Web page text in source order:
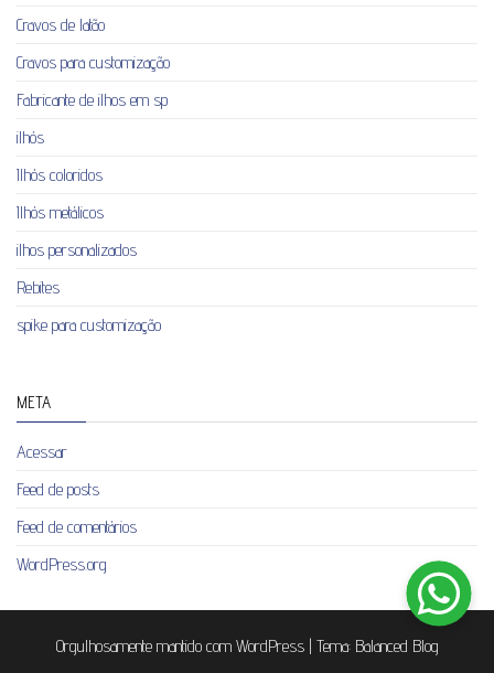
Cravos de latão
Cravos para customização
Fabricante de ilhos em sp
ilhós
Ilhós coloridos
Ilhós metálicos
ilhos personalizados
Rebites
spike para customização
META
Acessar
Feed de posts
Feed de comentários
WordPress.org
Orgulhosamente mantido com WordPress Tema: Balanced Blog